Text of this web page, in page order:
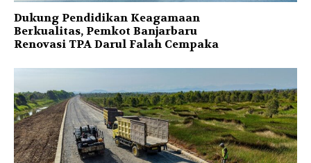
Dukung Pendidikan Keagamaan
Berkualitas, Pemkot Banjarbaru
Renovasi TPA Darul Falah Cempaka